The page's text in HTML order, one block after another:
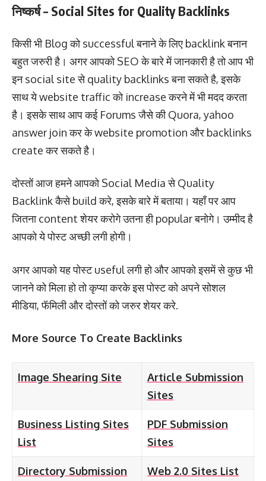
निष्कर्ष – Social Sites for Quality Backlinks
किसी भी Blog को successful बनाने के लिए backlink बनान
बहुत जरुरी है। अगर आपको SEO के बारे में जानकारी है तो आप भी
इन social site से quality backlinks बना सकते है, इसके
साथ ये website traffic को increase करने में भी मदद करता
है। इसके साथ आप कई Forums जैसे की Quora, yahoo
answer join कर के website promotion और backlinks
create कर सकते है।
दोस्तों आज हमने आपको Social Media से Quality
Backlink कैसे build करे, इसके बारे में बताया। यहाँ पर आप
जितना content शेयर करोगे उतना ही popular बनोगे। उम्मीद है
आपको ये पोस्ट अच्छी लगी होगी।
अगर आपको यह पोस्ट useful लगी हो और आपको इसमें से कुछ भी
जानने को मिला हो तो कृप्या करके इस पोस्ट को अपने सोशल
मीडिया, फॅमिली और दोस्तों को जरुर शेयर करे.
More Source To Create Backlinks
Image Shearing Site
Article Submission
Sites
Business Listing Sites
List
PDF Submission
Sites
Directory Submission
Web 2.0 Sites List